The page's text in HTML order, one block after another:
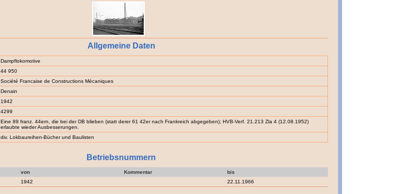
Allgemeine Daten
Dampflokomotive
44 950
Société Francaise de Constructions Mécaniques
Denain
1942
4299
Eine 89 franz. 44ern, die bei der DB blieben (statt derer 61 42er nach Frankreich abgegeben); HVB-Verf. 21.213 Zla 4 (12.08.1952)
erlaubte wieder Ausbesserungen.
div. Lokbaureihen-Bücher und Baulisten
Betriebsnummern
von Kommentar
bis
1942 22.11.1966